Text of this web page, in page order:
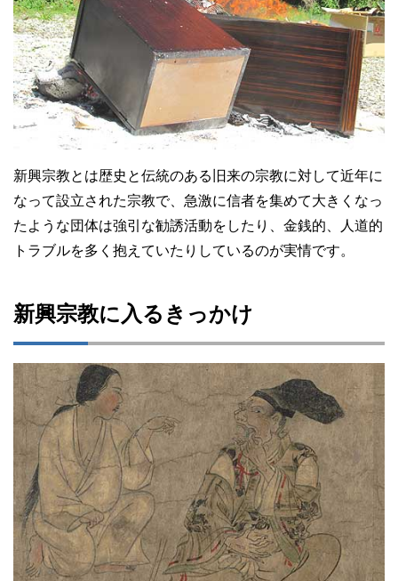
新興宗教とは歴史と伝統のある旧来の宗教に対して近年に
なって設立された宗教で、急激に信者を集めて大きくなっ
たような団体は強引な勧誘活動をしたり、金銭的、人道的
トラブルを多く抱えていたりしているのが実情です。
新興宗教に入るきっかけ